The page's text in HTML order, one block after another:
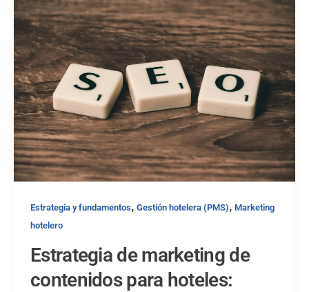
Estrategia y fundamentos, Gestión hotelera (PMS), Marketing
hotelero
Estrategia de marketing de
contenidos para hoteles: